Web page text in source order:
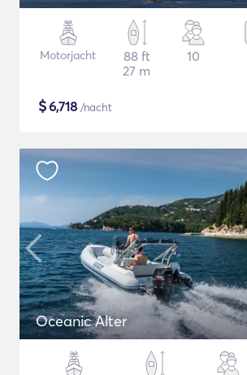
Motorjacht
88 ft
27 m
10
$6,718 /nacht
Oceanic Alter